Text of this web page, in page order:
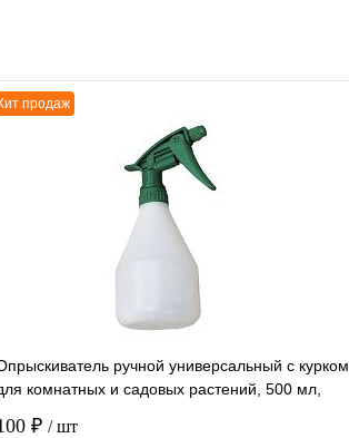
продаж
ручной универсальный с курком
комнатных и садовых растений, 500 мл,
₽ / шт